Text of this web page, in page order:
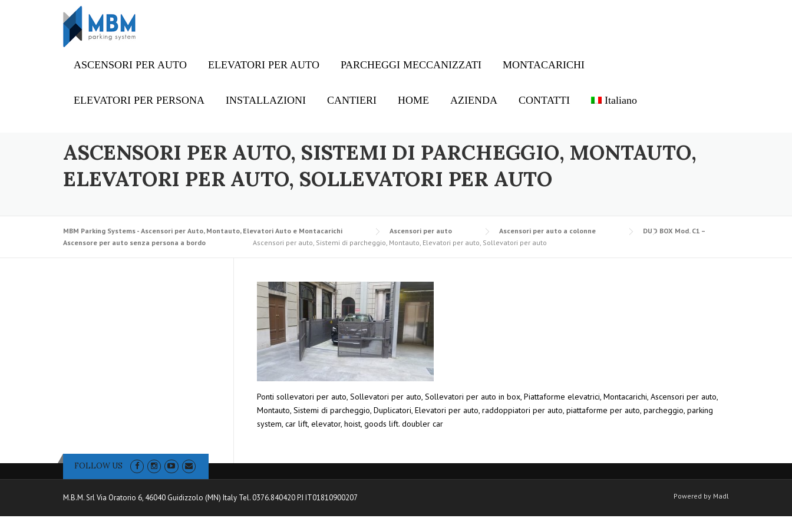
ASCENSORI PER AUTO ELEVATORI PER AUTO PARCHEGGI MECCANIZZATI MONTACARICHI
ELEVATORI PER PERSONA INSTALLAZIONI CANTIERI HOME AZIENDA CONTATTI Italiano
ASCENSORI PER AUTO, SISTEMI DI PARCHEGGIO, MONTAUTO,
ELEVATORI PER AUTO, SOLLEVATORI PER AUTO
MBM Parking Systems - Ascensori per Auto, Montauto, Elevatori Auto e Montacarichi Ascensori per auto Ascensori per auto a colonne
DUO BOX Mod. C1 –
Ascensore per auto senza persona a bordo
Ascensori per auto, Sistemi di parcheggio, Montauto, Elevatori per auto, Sollevatori per auto
Ponti sollevatori per auto, Sollevatori per auto, Sollevatori per auto in box, Piattaforme elevatrici, Montacarichi, Ascensori per auto,
Montauto, Sistemi di parcheggio, Duplicatori, Elevatori per auto, raddoppiatori per auto, piattaforme per auto, parcheggio, parking
system, car lift, elevator, hoist, goods lift. doubler car
FOLLOW US
M.B.M. Srl Via Oratorio 6, 46040 Guidizzolo (MN) Italy Tel. 0376.840420 P.I IT01810900207 Powered by Madl